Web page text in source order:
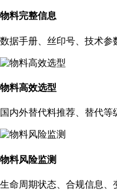
物料完整信息
数据手册、丝印号、技术参
物料高效选型
国内外替代料推荐、替代等
物料风险监测
生命周期状态、合规信息、